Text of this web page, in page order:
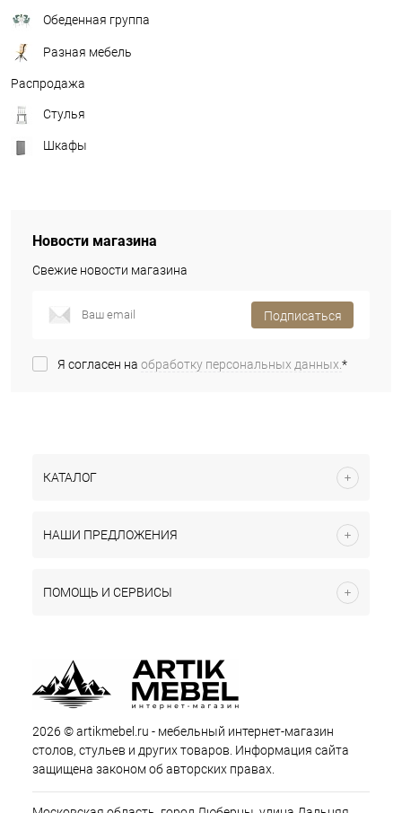
Обеденная группа
Разная мебель
Распродажа
Стулья
Шкафы
Новости магазина
Свежие новости магазина
Подписаться
Я согласен на обработку персональных данных. *
КАТАЛОГ
НАШИ ПРЕДЛОЖЕНИЯ
ПОМОЩЬ И СЕРВИСЫ
2026 © artikmebel.ru - мебельный интернет-магазин
столов, стульев и других товаров. Информация сайта
защищена законом об авторских правах.